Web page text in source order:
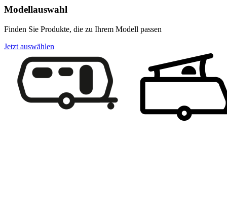
Modellauswahl
Finden Sie Produkte, die zu Ihrem Modell passen
Jetzt auswählen